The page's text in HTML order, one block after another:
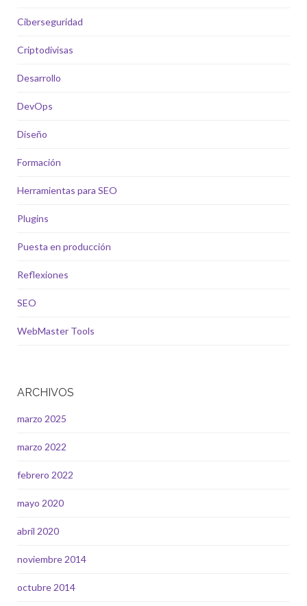
Ciberseguridad
Criptodivisas
Desarrollo
DevOps
Diseño
Formación
Herramientas para SEO
Plugins
Puesta en producción
Reflexiones
SEO
WebMaster Tools
ARCHIVOS
marzo 2025
marzo 2022
febrero 2022
mayo 2020
abril 2020
noviembre 2014
octubre 2014